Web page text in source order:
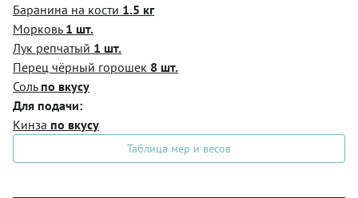
Баранина на кости 1.5 кг
Морковь 1 шт.
Лук репчатый 1 шт.
Перец чёрный горошек 8 шт.
Соль по вкусу
Для подачи:
Кинза по вкусу
Таблица мер и весов